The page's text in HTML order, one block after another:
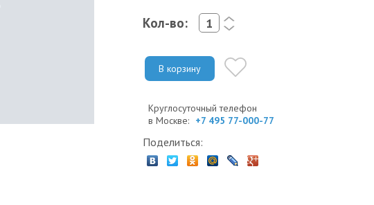
Кол-во:
<
>
В корзину
Круглосуточный телефон
в Москве: +7 495 77-000-77
Поделиться: